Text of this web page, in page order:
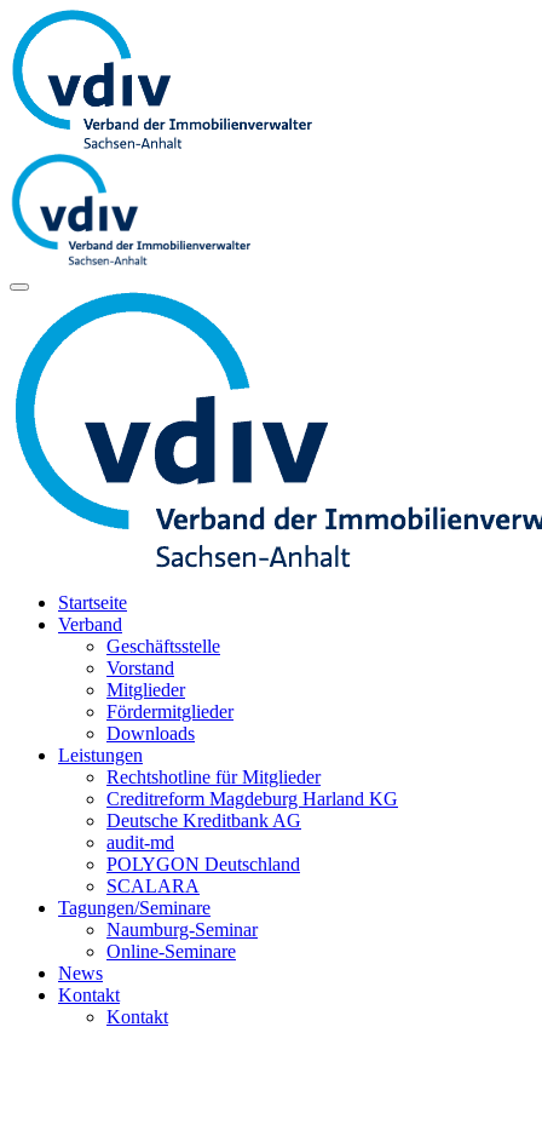
Startseite
Verband
Geschäftsstelle
Vorstand
Mitglieder
Fördermitglieder
Downloads
Leistungen
Rechtshotline für Mitglieder
Creditreform Magdeburg Harland KG
Deutsche Kreditbank AG
audit-md
POLYGON Deutschland
SCALARA
Tagungen/Seminare
Naumburg-Seminar
Online-Seminare
News
Kontakt
Kontakt